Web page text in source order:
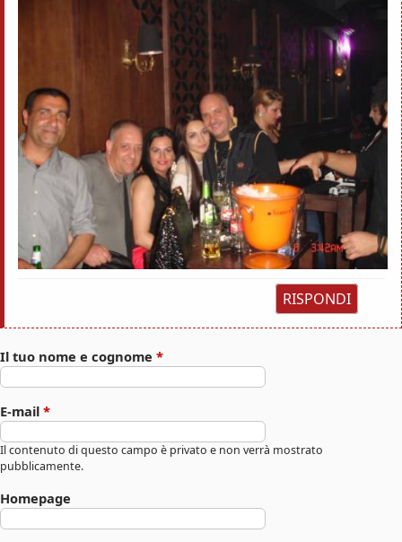
RISPONDI
Il tuo nome e cognome *
E-mail *
Il contenuto di questo campo è privato e non verrà mostrato
pubblicamente.
Homepage